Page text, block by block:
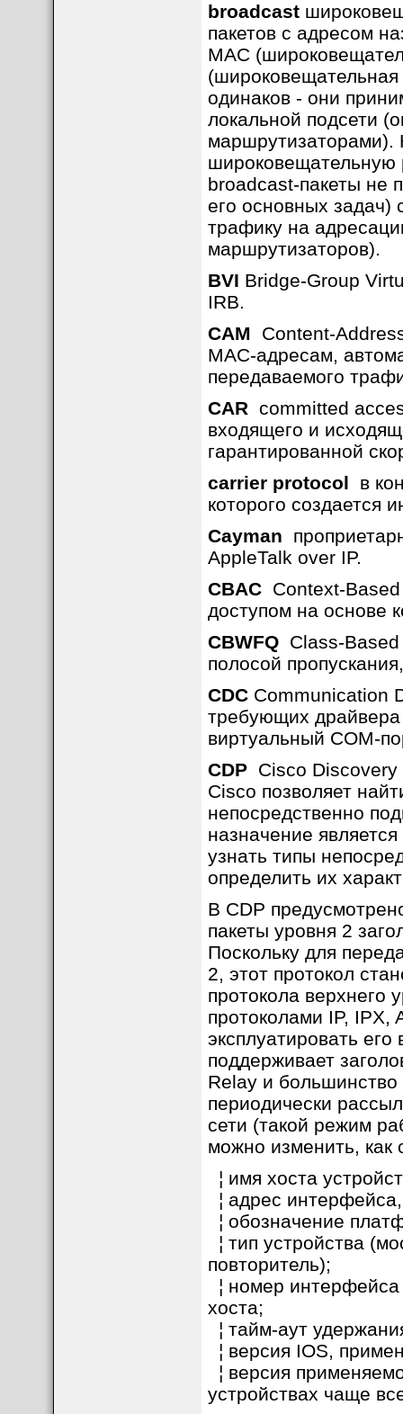
broadcast
пакетов с адресом
MAC
одинаков - они
локальной подсети
маршрутизаторами).
широковещательную
broadcast-пакеты не
его основных задач)
трафику на
маршрутизаторов).
BVI Bridge-Group
IRB.
CAM Content-
MAC-адресам,
передаваемого
CAR committed
входящего и
гарантированной
carrier protocol в
которого создается
Cayman
AppleTalk over IP.
CBACContext-Based
доступом на основе
CBWFQClass-Based
полосой
CDCCommunication
требующих
виртуальный COM-
CDPCisco Discovery
Cisco позволяет
непосредственно
назначение
узнать типы
определить их
В CDP
пакеты уровня 2
Поскольку для
2, этот протокол
протокола верхнего
протоколами IP, IPX,
эксплуатировать
поддерживает
Relay и
периодически
сети (такой режим
можно изменить, как
¦ имя хоста
¦ адрес
¦ обозначение
¦ тип устройства
повторитель);
¦ номер
хоста;
¦ тайм-аут
¦ версия IOS,
¦ версия
устройствах чаще